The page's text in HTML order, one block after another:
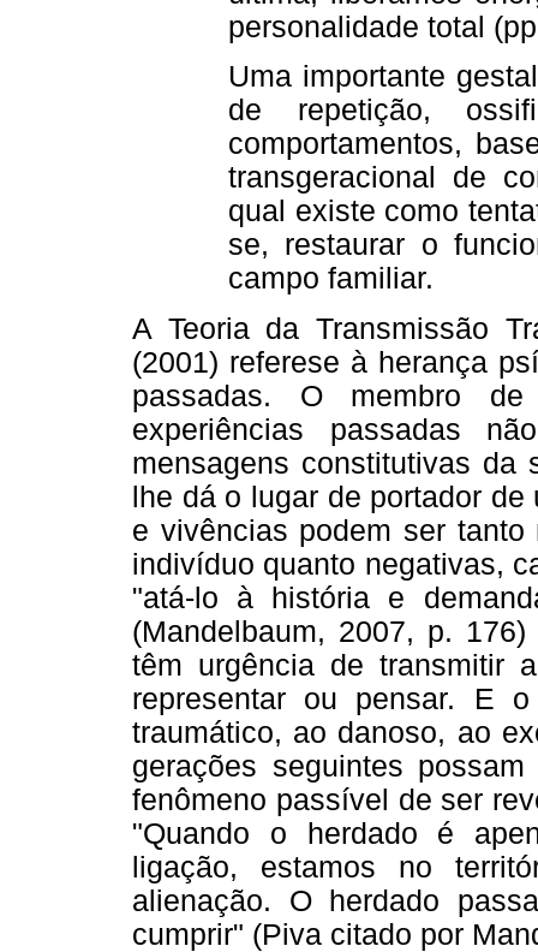
personalidade total
Uma importante
de repetição,
comportamentos,
transgeracional de
qual existe como
se, restaurar o
campo familiar.
A Teoria da Transmissão
(2001) referese à herança
passadas. O membro
experiências passadas
mensagens constitutivas da
lhe dá o lugar de portador
e vivências podem ser
indivíduo quanto negativas,
"atá-lo à história e
(Mandelbaum, 2007, p.
têm urgência de transmitir
representar ou pensar. E
traumático, ao danoso, ao
gerações seguintes
fenômeno passível de ser
"Quando o herdado é
ligação, estamos no
alienação. O herdado
cumprir" (Piva citado por